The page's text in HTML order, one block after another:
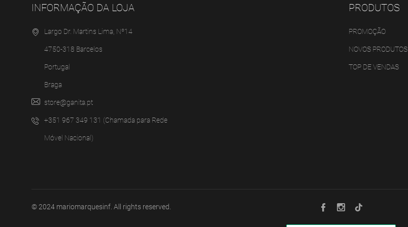
INFORMAÇÃO DA LOJA
Largo Dr. Martins Lima, Nº14
4750-318 Barcelos
Portugal
Braga
store@ganita.pt
+351 967 349 131 (Chamada para Rede
Móvel Nacional)
PRODUTOS
PROMOÇÃO
NOVOS PRODUTOS
TOP DE VENDAS
© 2024 mariomarquesinf . All rights reserved.